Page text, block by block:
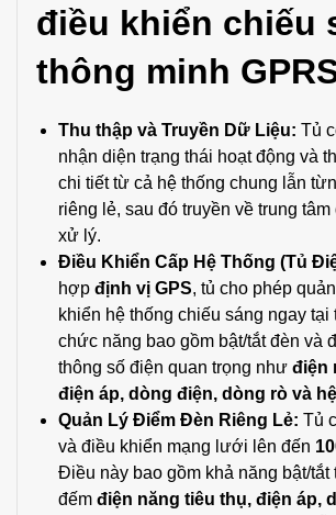
điều khiển chiếu
thông minh
Thu thập và Truyền Dữ Liệu: Tủ
nhận diện trạng thái hoạt động và
chi tiết từ cả hệ thống chung lẫn
riêng lẻ, sau đó truyền về trung
xử lý.
Điều Khiển Cấp Hệ Thống (Tủ
hợp định vị GPS, tủ cho phép
khiển hệ thống chiếu sáng ngay tại
chức năng bao gồm bật/tắt đèn và
thông số điện quan trọng như điện
điện áp, dòng điện, dòng rò và
Quản Lý Điểm Đèn Riêng Lẻ: Tủ
và điều khiển mạng lưới lên đến
Điều này bao gồm khả năng bật/tắt
đếm điện năng tiêu thụ, điện áp,